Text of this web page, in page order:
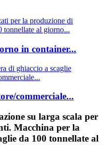
in container...
commerciale...
su larga scala per
Macchina per la
da 100 tonnellate al